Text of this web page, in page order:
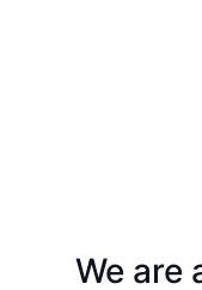
We are